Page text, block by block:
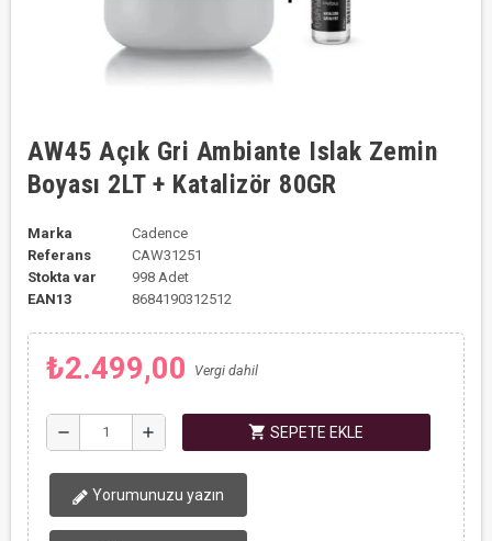
AW45 Açık Gri Ambiante Islak Zemin
Boyası 2LT + Katalizör 80GR
Marka
Cadence
Referans
CAW31251
Stokta var
998 Adet
EAN13
8684190312512
₺2.499,00 Vergi dahil
remove add shopping_cart SEPETE EKLE
Yorumunuzu yazın